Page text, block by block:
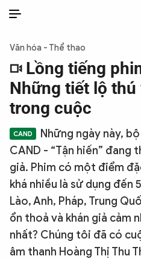
THỜI SỰ
CHỐNG DIỄN BIẾN HÒA BÌNH
CÔNG AN TRONG LÒNG DÂN
XÃ HỘI
PHÁP LUẬT
CÔNG NGHỆ
Văn hóa - Thể thao
Lồng tiếng
Những tiết lộ
trong cuộc
Những ngày này,
CAND - “Tận hiến” đang
giả. Phim có một điểm
khá nhiều là sử dụng đến
Lào, Anh, Pháp, Trung
ổn thoả và khán giả cảm
nhất? Chúng tôi đã có
âm thanh Hoàng Thị Thu